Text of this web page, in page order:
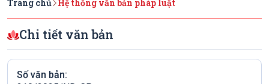
Trang chủ Hệ thống văn bản pháp luật
Chi tiết văn bản
Số văn bản: